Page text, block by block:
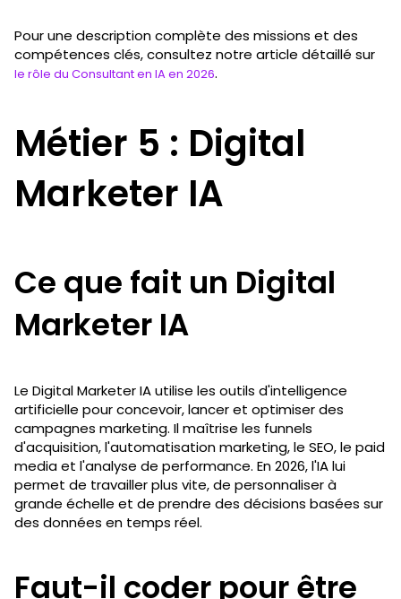
Pour une description complète des missions et des
compétences clés, consultez notre article détaillé sur
le rôle du Consultant en IA en 2026.
Métier 5 : Digital
Marketer IA
Ce que fait un Digital
Marketer IA
Le Digital Marketer IA utilise les outils d'intelligence
artificielle pour concevoir, lancer et optimiser des
campagnes marketing. Il maîtrise les funnels
d'acquisition, l'automatisation marketing, le SEO, le paid
media et l'analyse de performance. En 2026, l'IA lui
permet de travailler plus vite, de personnaliser à
grande échelle et de prendre des décisions basées sur
des données en temps réel.
Faut-il coder pour être